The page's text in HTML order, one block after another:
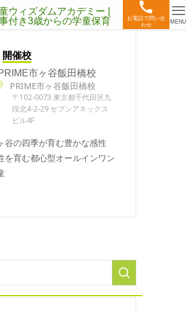
お電話で問い合
わせ
MENU
開催校
PRIME市ヶ谷飯田橋校
〒102-0073 東京都千代田区九
段北4-2-29 セブンアネックス
ビル4F
谷の四季が育む豊かな感性
を育む都心型オールインワン